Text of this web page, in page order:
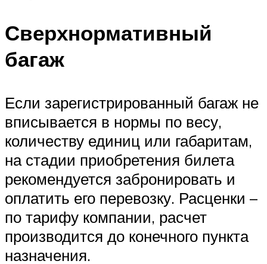
Сверхнормативный
багаж
Если зарегистрированный багаж не
вписывается в нормы по весу,
количеству единиц или габаритам,
на стадии приобретения билета
рекомендуется забронировать и
оплатить его перевозку. Расценки –
по тарифу компании, расчет
производится до конечного пункта
назначения.